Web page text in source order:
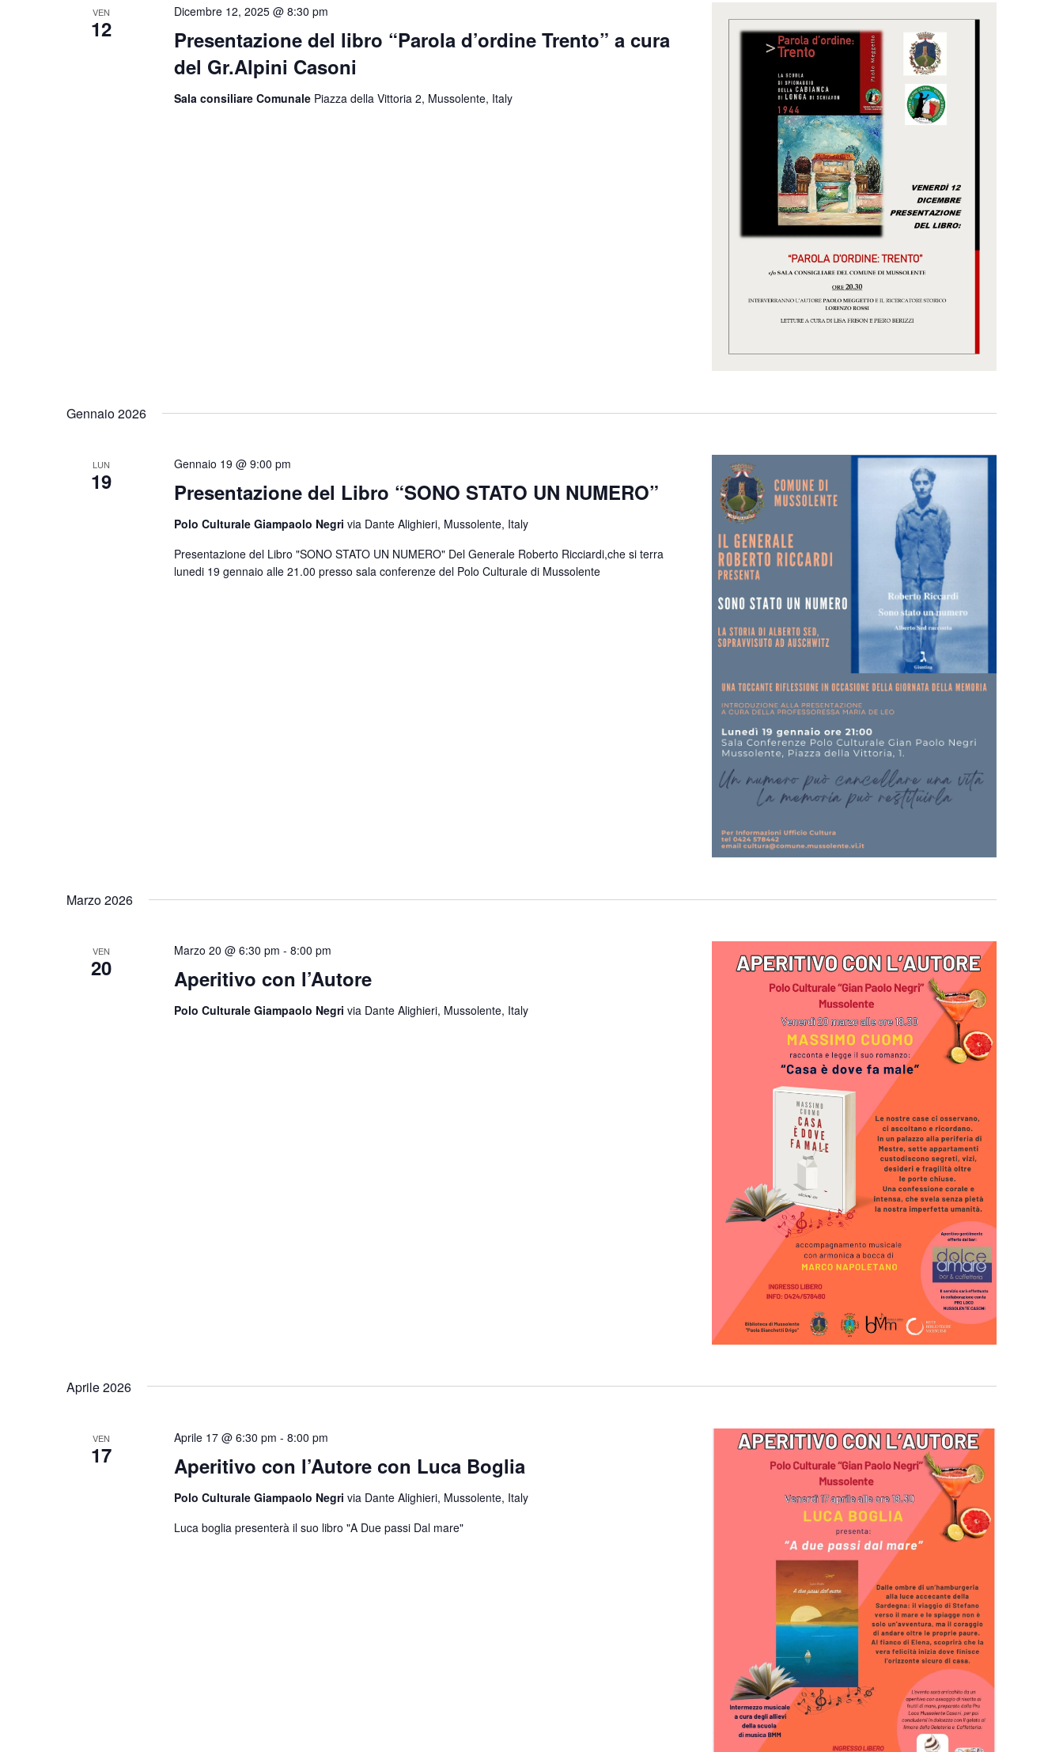
VEN
12
Presentazione del libro “Parola d’ordine Trento” a cura
del Gr.Alpini Casoni
Dicembre 12, 2025 @ 8:30 pm
Sala consiliare Comunale Piazza della Vittoria 2, Mussolente, Italy
Gennaio 2026
LUN
19 Presentazione del Libro “SONO STATO UN NUMERO”
Gennaio 19 @ 9:00 pm
Polo Culturale Giampaolo Negri via Dante Alighieri, Mussolente, Italy
Presentazione del Libro "SONO STATO UN NUMERO" Del Generale Roberto Ricciardi,che si terra
lunedi 19 gennaio alle 21.00 presso sala conferenze del Polo Culturale di Mussolente
Marzo 2026
VEN
20 Aperitivo con l’Autore
Marzo 20 @ 6:30 pm - 8:00 pm
Polo Culturale Giampaolo Negri via Dante Alighieri, Mussolente, Italy
Aprile 2026
VEN
17 Aperitivo con l’Autore con Luca Boglia
Aprile 17 @ 6:30 pm - 8:00 pm
Polo Culturale Giampaolo Negri via Dante Alighieri, Mussolente, Italy
Luca boglia presenterà il suo libro "A Due passi Dal mare"